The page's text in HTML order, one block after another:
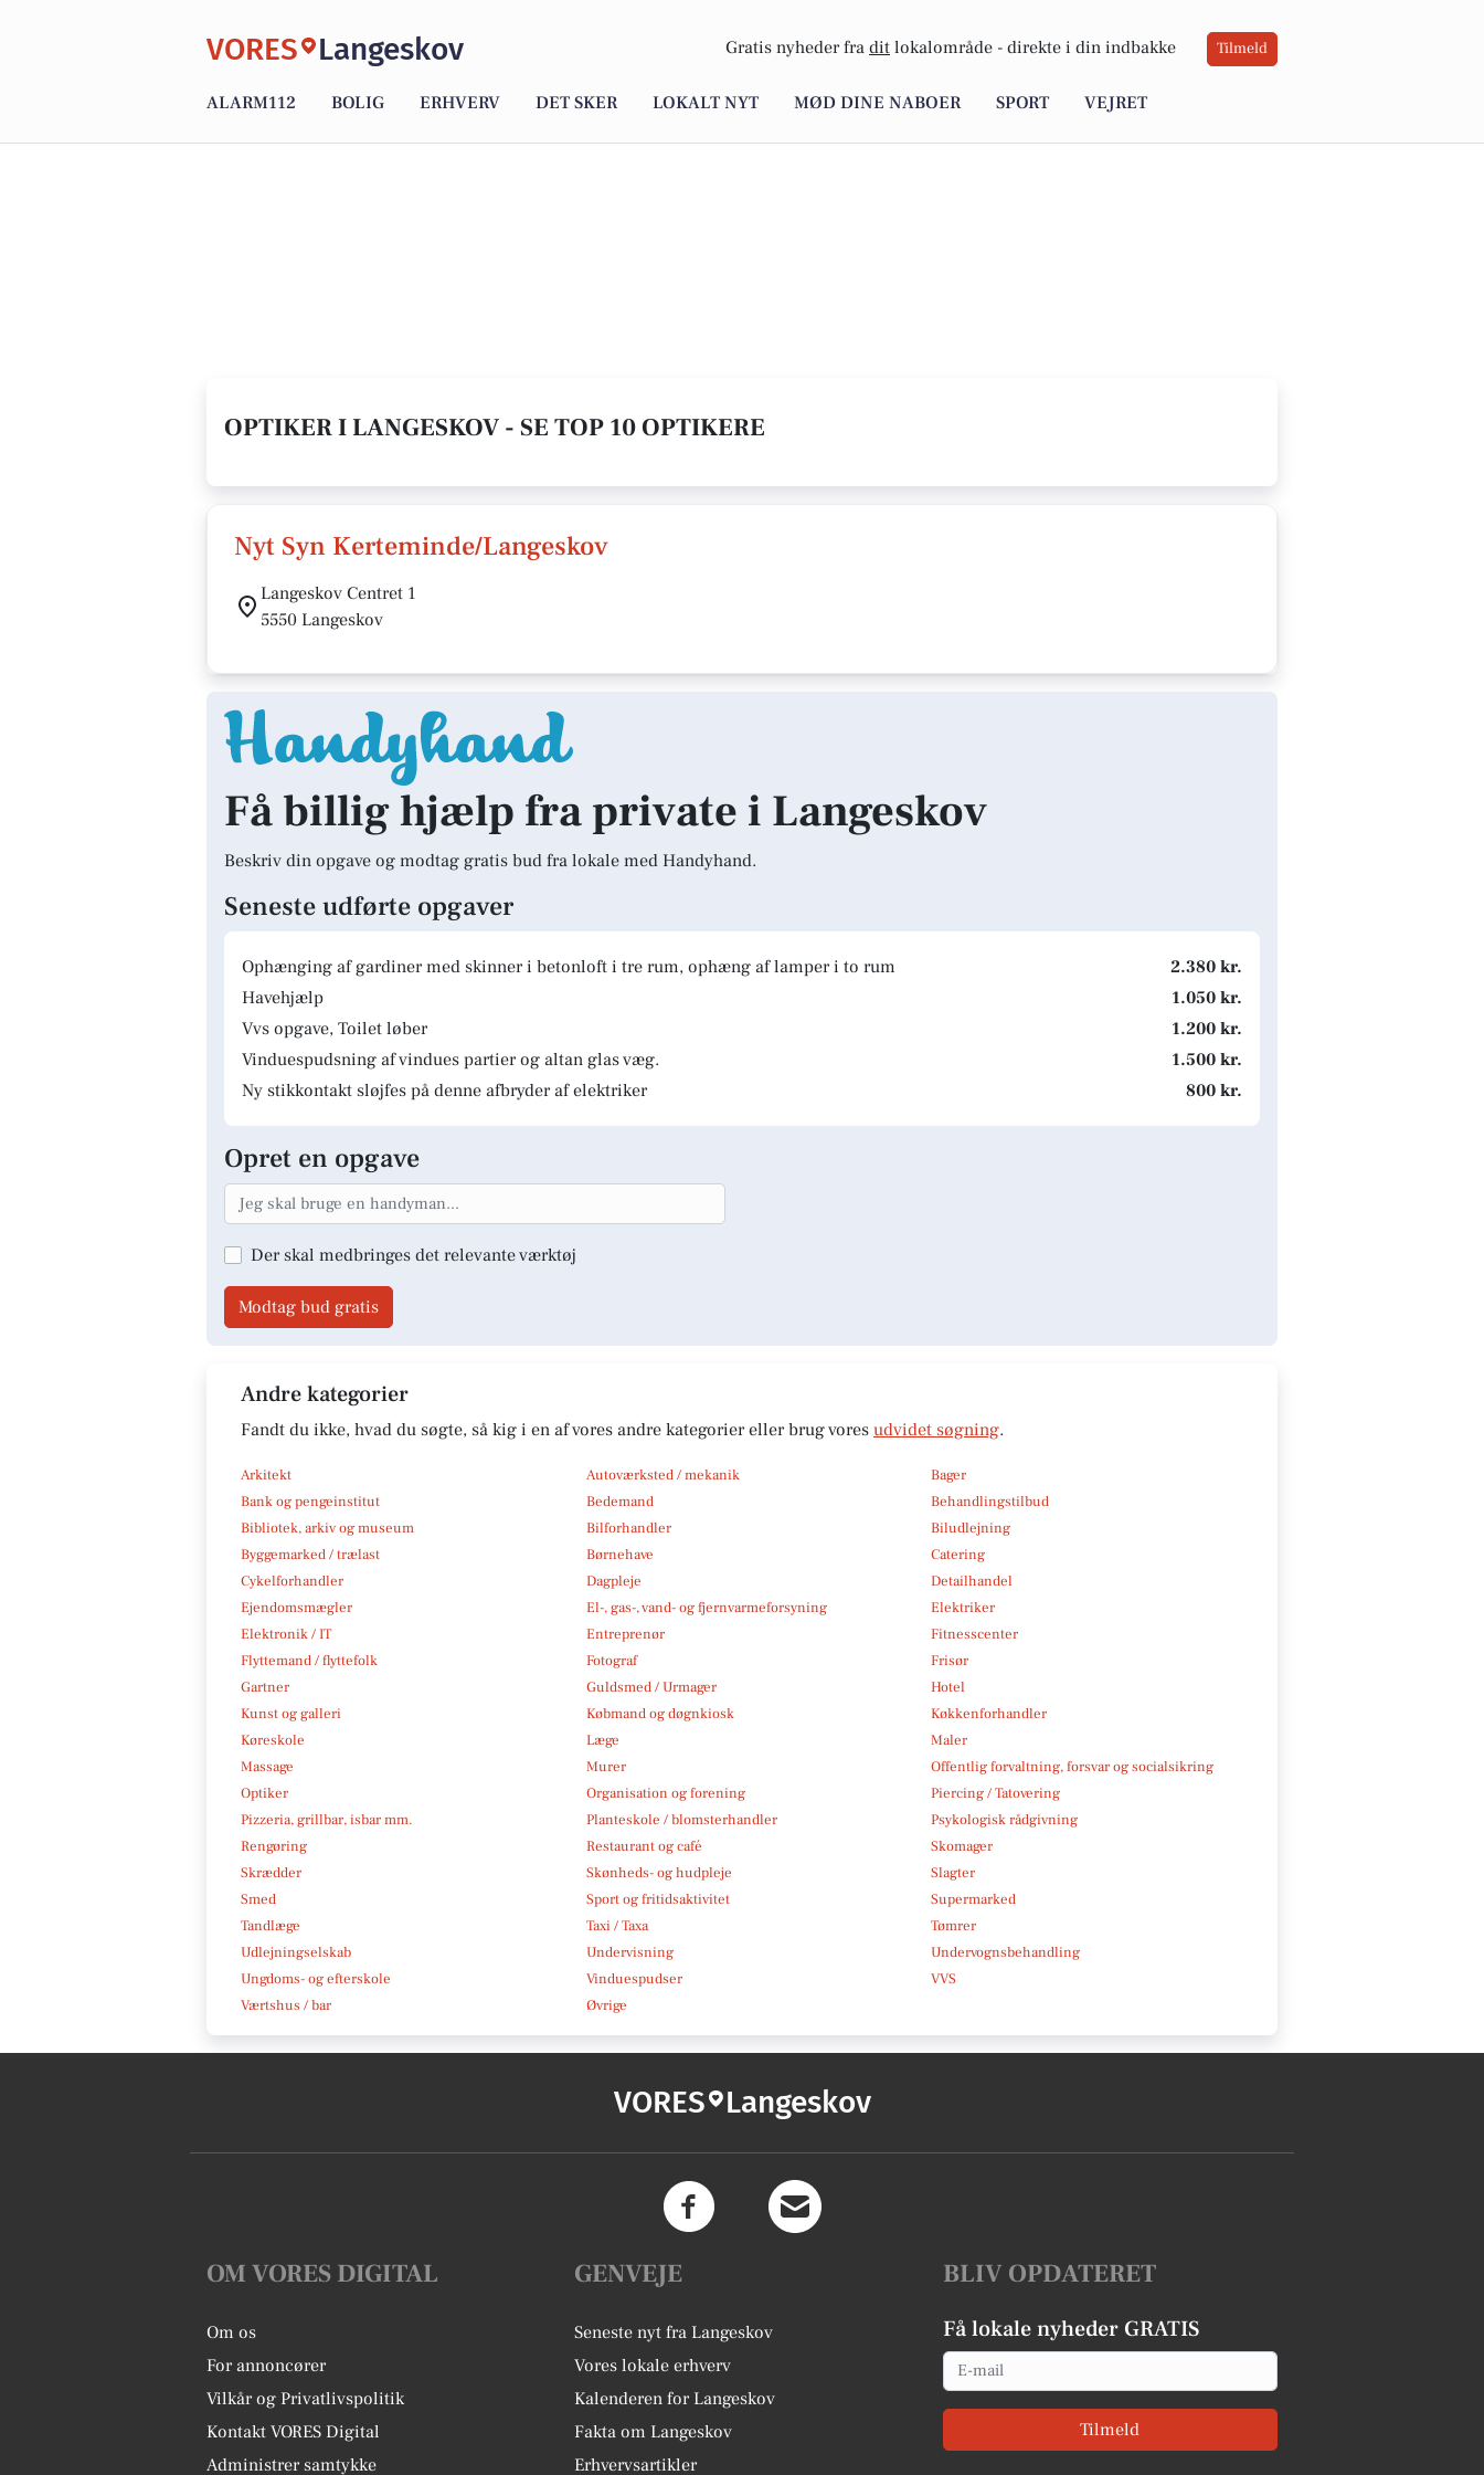
VORES Langeskov Gratis nyheder fra dit lokalområde - direkte i din indbakke Tilmeld
ALARM112 BOLIG ERHVERV DET SKER LOKALT NYT MØD DINE NABOER SPORT VEJRET
OPTIKER I LANGESKOV - SE TOP 10 OPTIKERE
Nyt Syn Kerteminde/Langeskov
Langeskov Centret 1
5550 Langeskov
Få billig hjælp fra private i Langeskov
Beskriv din opgave og modtag gratis bud fra lokale med Handyhand.
Seneste udførte opgaver
Ophænging af gardiner med skinner i betonloft i tre rum, ophæng af lamper i to rum
2.380 kr.
Havehjælp
1.050 kr.
Vvs opgave, Toilet løber
1.200 kr.
Vinduespudsning af vindues partier og altan glas væg.
1.500 kr.
Ny stikkontakt sløjfes på denne afbryder af elektriker
800 kr.
Opret en opgave
Der skal medbringes det relevante værktøj
Modtag bud gratis
Andre kategorier
Fandt du ikke, hvad du søgte, så kig i en af vores andre kategorier eller brug vores udvidet søgning.
Arkitekt Autoværksted / mekanik
Bager
Bank og pengeinstitut
Bedemand
Behandlingstilbud
Bibliotek, arkiv og museum
Bilforhandler
Biludlejning
Byggemarked / trælast
Børnehave
Catering
Cykelforhandler
Dagpleje
Detailhandel
Ejendomsmægler
El-, gas-, vand- og fjernvarmeforsyning
Elektriker
Elektronik / IT
Entreprenør
Fitnesscenter
Flyttemand / flyttefolk
Fotograf
Frisør
Gartner
Guldsmed / Urmager
Hotel
Kunst og galleri
Købmand og døgnkiosk
Køkkenforhandler
Køreskole
Læge
Maler
Massage
Murer
Offentlig forvaltning, forsvar og socialsikring
Optiker
Organisation og forening
Piercing / Tatovering
Pizzeria, grillbar, isbar mm.
Planteskole / blomsterhandler
Psykologisk rådgivning
Rengøring
Restaurant og café
Skomager
Skrædder
Skønheds- og hudpleje
Slagter
Smed
Sport og fritidsaktivitet
Supermarked
Tandlæge
Taxi / Taxa
Tømrer
Udlejningselskab
Undervisning
Undervognsbehandling
Ungdoms- og efterskole
Vinduespudser
VVS
Værtshus / bar
Øvrige
VORES Langeskov
OM VORES DIGITAL
Om os
For annoncører
Vilkår og Privatlivspolitik
Kontakt VORES Digital
Administrer samtykke
GENVEJE
Seneste nyt fra Langeskov
Vores lokale erhverv
Kalenderen for Langeskov
Fakta om Langeskov
Erhvervsartikler
BLIV OPDATERET
Få lokale nyheder GRATIS
Email
Tilmeld